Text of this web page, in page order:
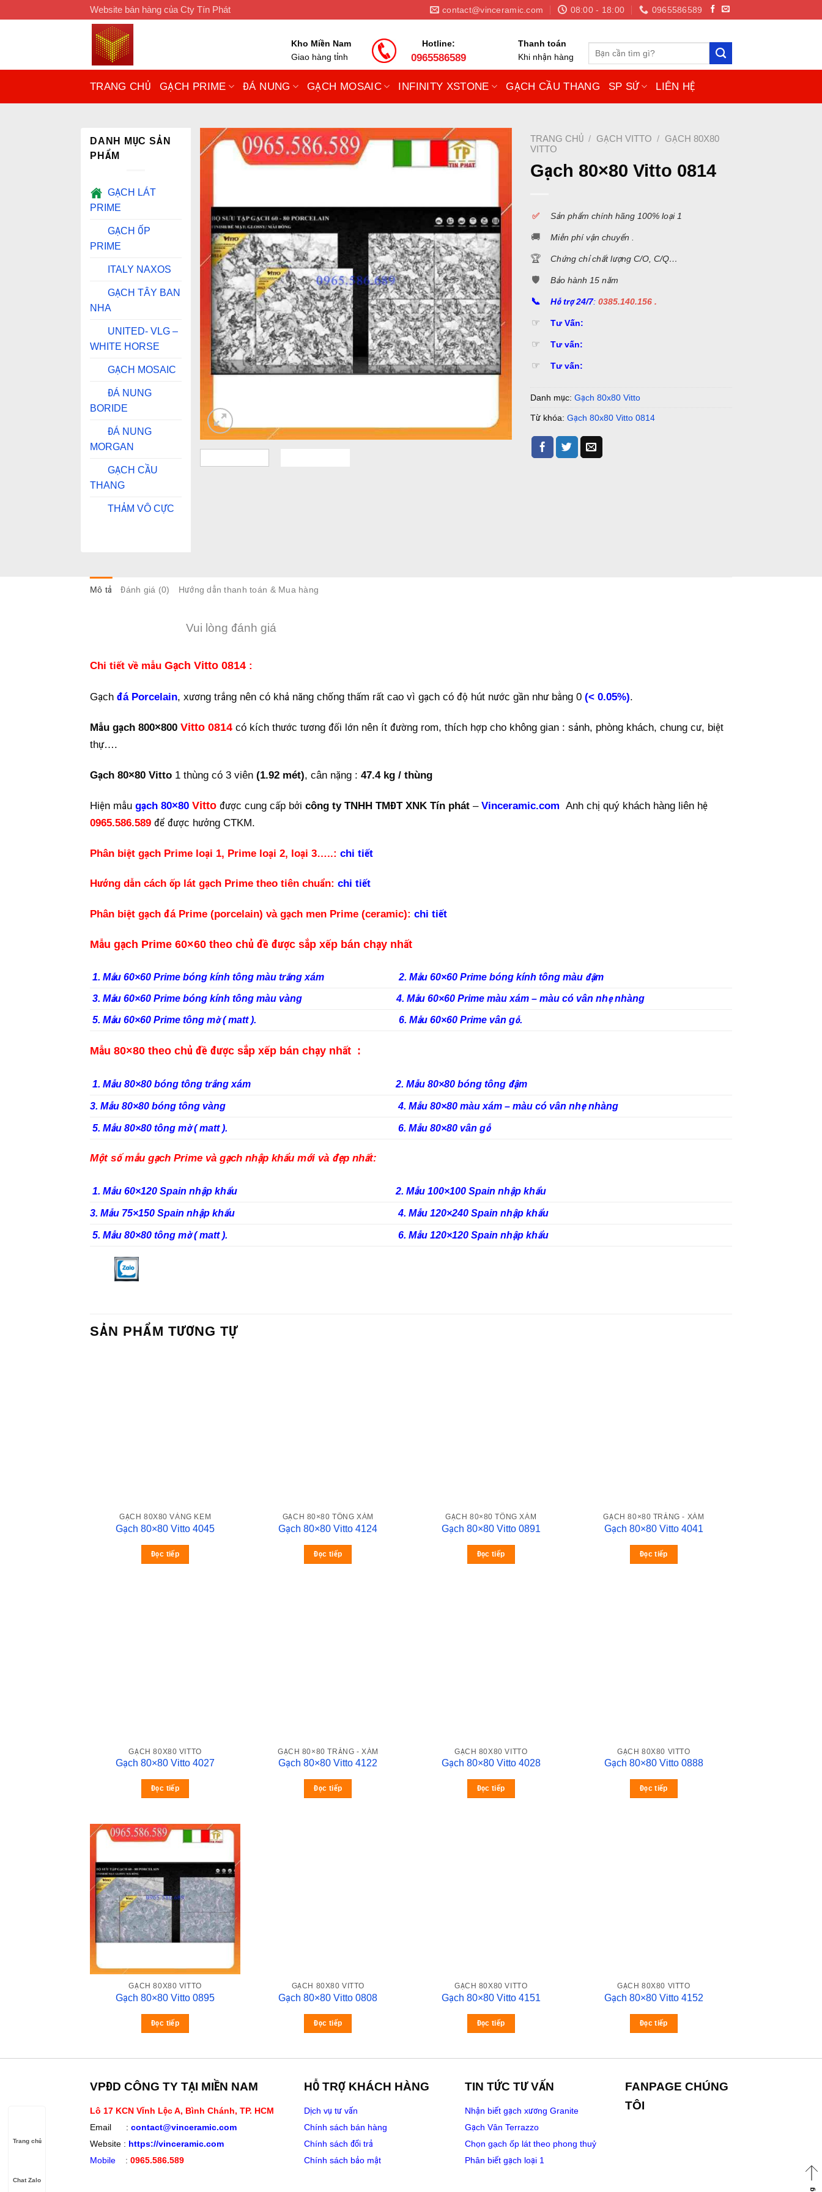
Website bán hàng của Cty Tín Phát contact@vinceramic.com 08:00 - 18:00 0965586589
Kho Miền Nam
Giao hàng tỉnh
Hotline:
0965586589
Thanh toán
Khi nhận hàng
Tìm
kiếm:
TRANG CHỦ GẠCH PRIME ĐÁ NUNG GẠCH MOSAIC INFINITY XSTONE GẠCH CẦU THANG SP SỨ LIÊN HỆ
DANH MỤC SẢN
PHẨM
GẠCH LÁT
PRIME
GẠCH ỐP
PRIME
ITALY NAXOS
GẠCH TÂY BAN
NHA
UNITED- VLG –
WHITE HORSE
GẠCH MOSAIC
ĐÁ NUNG
BORIDE
ĐÁ NUNG
MORGAN
GẠCH CẦU
THANG
THẢM VÔ CỰC
TRANG CHỦ / GẠCH VITTO /
GẠCH 80X80
VITTO
Gạch 80×80 Vitto 0814
✅ Sản phẩm chính hãng 100% loại 1
🚚 Miễn phí vận chuyển .
🏆 Chứng chỉ chất lượng C/O, C/Q…
🛡️ Bảo hành 15 năm
📞 Hỗ trợ 24/7: 0385.140.156 .
☞ Tư Vấn:
☞ Tư vấn:
☞ Tư vấn:
Danh mục: Gạch 80x80 Vitto
Từ khóa: Gạch 80x80 Vitto 0814
Mô tả Đánh giá (0) Hướng dẫn thanh toán & Mua hàng
Vui lòng đánh giá
Chi tiết về mẫu Gạch Vitto 0814 :
Gạch đá Porcelain, xương trắng nên có khả năng chống thấm rất cao vì gạch có độ hút nước gần như bằng 0 (< 0.05%).
Mẫu gạch 800×800 Vitto 0814 có kích thước tương đối lớn nên ít đường rom, thích hợp cho không gian : sảnh, phòng khách, chung cư, biệt
thự….
Gạch 80×80 Vitto 1 thùng có 3 viên (1.92 mét), cân nặng : 47.4 kg / thùng
Hiện mẫu gạch 80×80 Vitto được cung cấp bởi công ty TNHH TMĐT XNK Tín phát – Vinceramic.com Anh chị quý khách hàng liên hệ
0965.586.589 để được hưởng CTKM.
Phân biệt gạch Prime loại 1, Prime loại 2, loại 3…..: chi tiết
Hướng dẫn cách ốp lát gạch Prime theo tiên chuẩn: chi tiết
Phân biệt gạch đá Prime (porcelain) và gạch men Prime (ceramic): chi tiết
Mẫu gạch Prime 60×60 theo chủ đề được sắp xếp bán chạy nhất
1. Mẫu 60×60 Prime bóng kính tông màu trắng xám 2. Mẫu 60×60 Prime bóng kính tông màu đậm
3. Mẫu 60×60 Prime bóng kính tông màu vàng 4. Mẫu 60×60 Prime màu xám – màu có vân nhẹ nhàng
5. Mẫu 60×60 Prime tông mờ ( matt ). 6. Mẫu 60×60 Prime vân gỗ.
Mẫu 80×80 theo chủ đề được sắp xếp bán chạy nhất :
1. Mẫu 80×80 bóng tông trắng xám
2. Mẫu 80×80 bóng tông đậm
3. Mẫu 80×80 bóng tông vàng
4. Mẫu 80×80 màu xám – màu có vân nhẹ nhàng
5. Mẫu 80×80 tông mờ ( matt ).
6. Mẫu 80×80 vân gỗ
Một số mẫu gạch Prime và gạch nhập khẩu mới và đẹp nhất:
1. Mẫu 60×120 Spain nhập khẩu
2. Mẫu 100×100 Spain nhập khẩu
3. Mẫu 75×150 Spain nhập khẩu
4. Mẫu 120×240 Spain nhập khẩu
5. Mẫu 80×80 tông mờ ( matt ).
6. Mẫu 120×120 Spain nhập khẩu
SẢN PHẨM TƯƠNG TỰ
GẠCH 80X80 VÀNG KEM
Gạch 80×80 Vitto 4045
Đọc tiếp
GẠCH 80×80 TÔNG XÁM
Gạch 80×80 Vitto 4124
Đọc tiếp
GẠCH 80×80 TÔNG XÁM
Gạch 80×80 Vitto 0891
Đọc tiếp
GẠCH 80×80 TRẮNG - XÁM
Gạch 80×80 Vitto 4041
Đọc tiếp
GẠCH 80X80 VITTO
Gạch 80×80 Vitto 4027
Đọc tiếp
GẠCH 80×80 TRẮNG - XÁM
Gạch 80×80 Vitto 4122
Đọc tiếp
GẠCH 80X80 VITTO
Gạch 80×80 Vitto 4028
Đọc tiếp
GẠCH 80X80 VITTO
Gạch 80×80 Vitto 0888
Đọc tiếp
GẠCH 80X80 VITTO
Gạch 80×80 Vitto 0895
Đọc tiếp
GẠCH 80X80 VITTO
Gạch 80×80 Vitto 0808
Đọc tiếp
GẠCH 80X80 VITTO
Gạch 80×80 Vitto 4151
Đọc tiếp
GẠCH 80X80 VITTO
Gạch 80×80 Vitto 4152
Đọc tiếp
VPĐD CÔNG TY TẠI MIỀN NAM
Lô 17 KCN Vĩnh Lộc A, Bình Chánh, TP. HCM
Email : contact@vinceramic.com
Website : https://vinceramic.com
Mobile : 0965.586.589
HỖ TRỢ KHÁCH HÀNG
Dịch vụ tư vấn
Chính sách bán hàng
Chính sách đổi trả
Chính sách bảo mật
TIN TỨC TƯ VẤN
Nhận biết gạch xương Granite
Gạch Vân Terrazzo
Chọn gạch ốp lát theo phong thuỷ
Phân biết gạch loại 1
FANPAGE CHÚNG
TÔI
Trang chủ
Chat Zalo